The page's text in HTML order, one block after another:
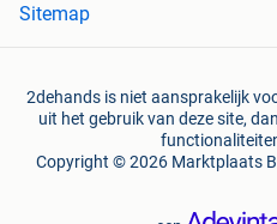
Sitemap
2dehands is niet aansprakelijk
uit het gebruik van deze site,
Copyright © 2026 Marktplaats